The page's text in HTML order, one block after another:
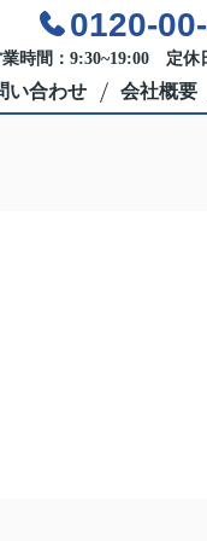
0120-
時間：9:30~19:00 定休
い合わせ 会社概要